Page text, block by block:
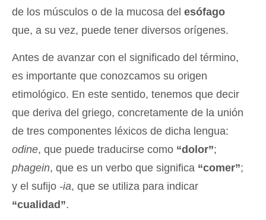
de los músculos o de la mucosa del esófago
que, a su vez, puede tener diversos orígenes.
Antes de avanzar con el significado del término,
es importante que conozcamos su origen
etimológico. En este sentido, tenemos que decir
que deriva del griego, concretamente de la unión
de tres componentes léxicos de dicha lengua:
odine, que puede traducirse como “dolor”;
phagein, que es un verbo que significa “comer”;
y el sufijo -ia, que se utiliza para indicar
“cualidad”.